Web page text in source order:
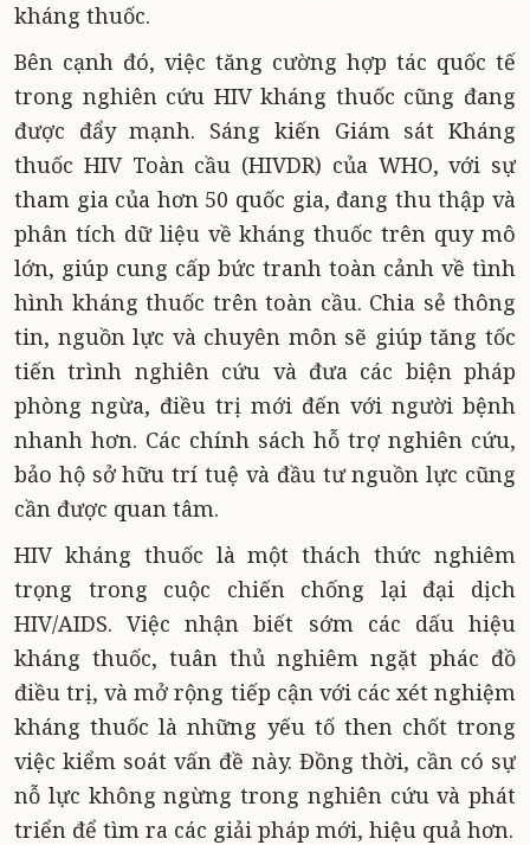
kháng thuốc.
Bên cạnh đó, việc tăng cường hợp tác quốc tế
trong nghiên cứu HIV kháng thuốc cũng đang
được đẩy mạnh. Sáng kiến Giám sát Kháng
thuốc HIV Toàn cầu (HIVDR) của WHO, với sự
tham gia của hơn 50 quốc gia, đang thu thập và
phân tích dữ liệu về kháng thuốc trên quy mô
lớn, giúp cung cấp bức tranh toàn cảnh về tình
hình kháng thuốc trên toàn cầu. Chia sẻ thông
tin, nguồn lực và chuyên môn sẽ giúp tăng tốc
tiến trình nghiên cứu và đưa các biện pháp
phòng ngừa, điều trị mới đến với người bệnh
nhanh hơn. Các chính sách hỗ trợ nghiên cứu,
bảo hộ sở hữu trí tuệ và đầu tư nguồn lực cũng
cần được quan tâm.
HIV kháng thuốc là một thách thức nghiêm
trọng trong cuộc chiến chống lại đại dịch
HIV/AIDS. Việc nhận biết sớm các dấu hiệu
kháng thuốc, tuân thủ nghiêm ngặt phác đồ
điều trị, và mở rộng tiếp cận với các xét nghiệm
kháng thuốc là những yếu tố then chốt trong
việc kiểm soát vấn đề này. Đồng thời, cần có sự
nỗ lực không ngừng trong nghiên cứu và phát
triển để tìm ra các giải pháp mới, hiệu quả hơn.